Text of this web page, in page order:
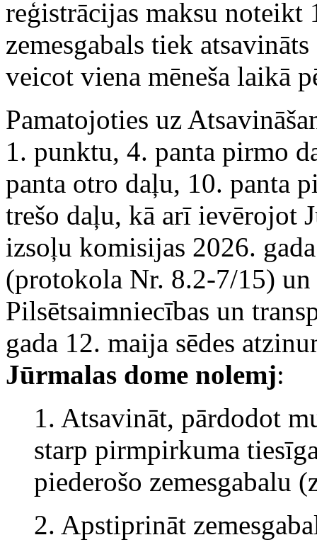
reģistrācijas maksu noteikt
zemesgabals tiek
veicot viena mēneša laikā
Pamatojoties uz
1. punktu, 4. panta pirmo
panta otro daļu, 10. panta
trešo daļu, kā arī ievērojot
izsoļu komisijas 2026.
(protokola Nr. 8.2-7/15) un
Pilsētsaimniecības un
gada 12. maija sēdes
Jūrmalas dome nolemj:
1. Atsavināt, pārdodot
starp pirmpirkuma
piederošo zemesgabalu
2. Apstiprināt